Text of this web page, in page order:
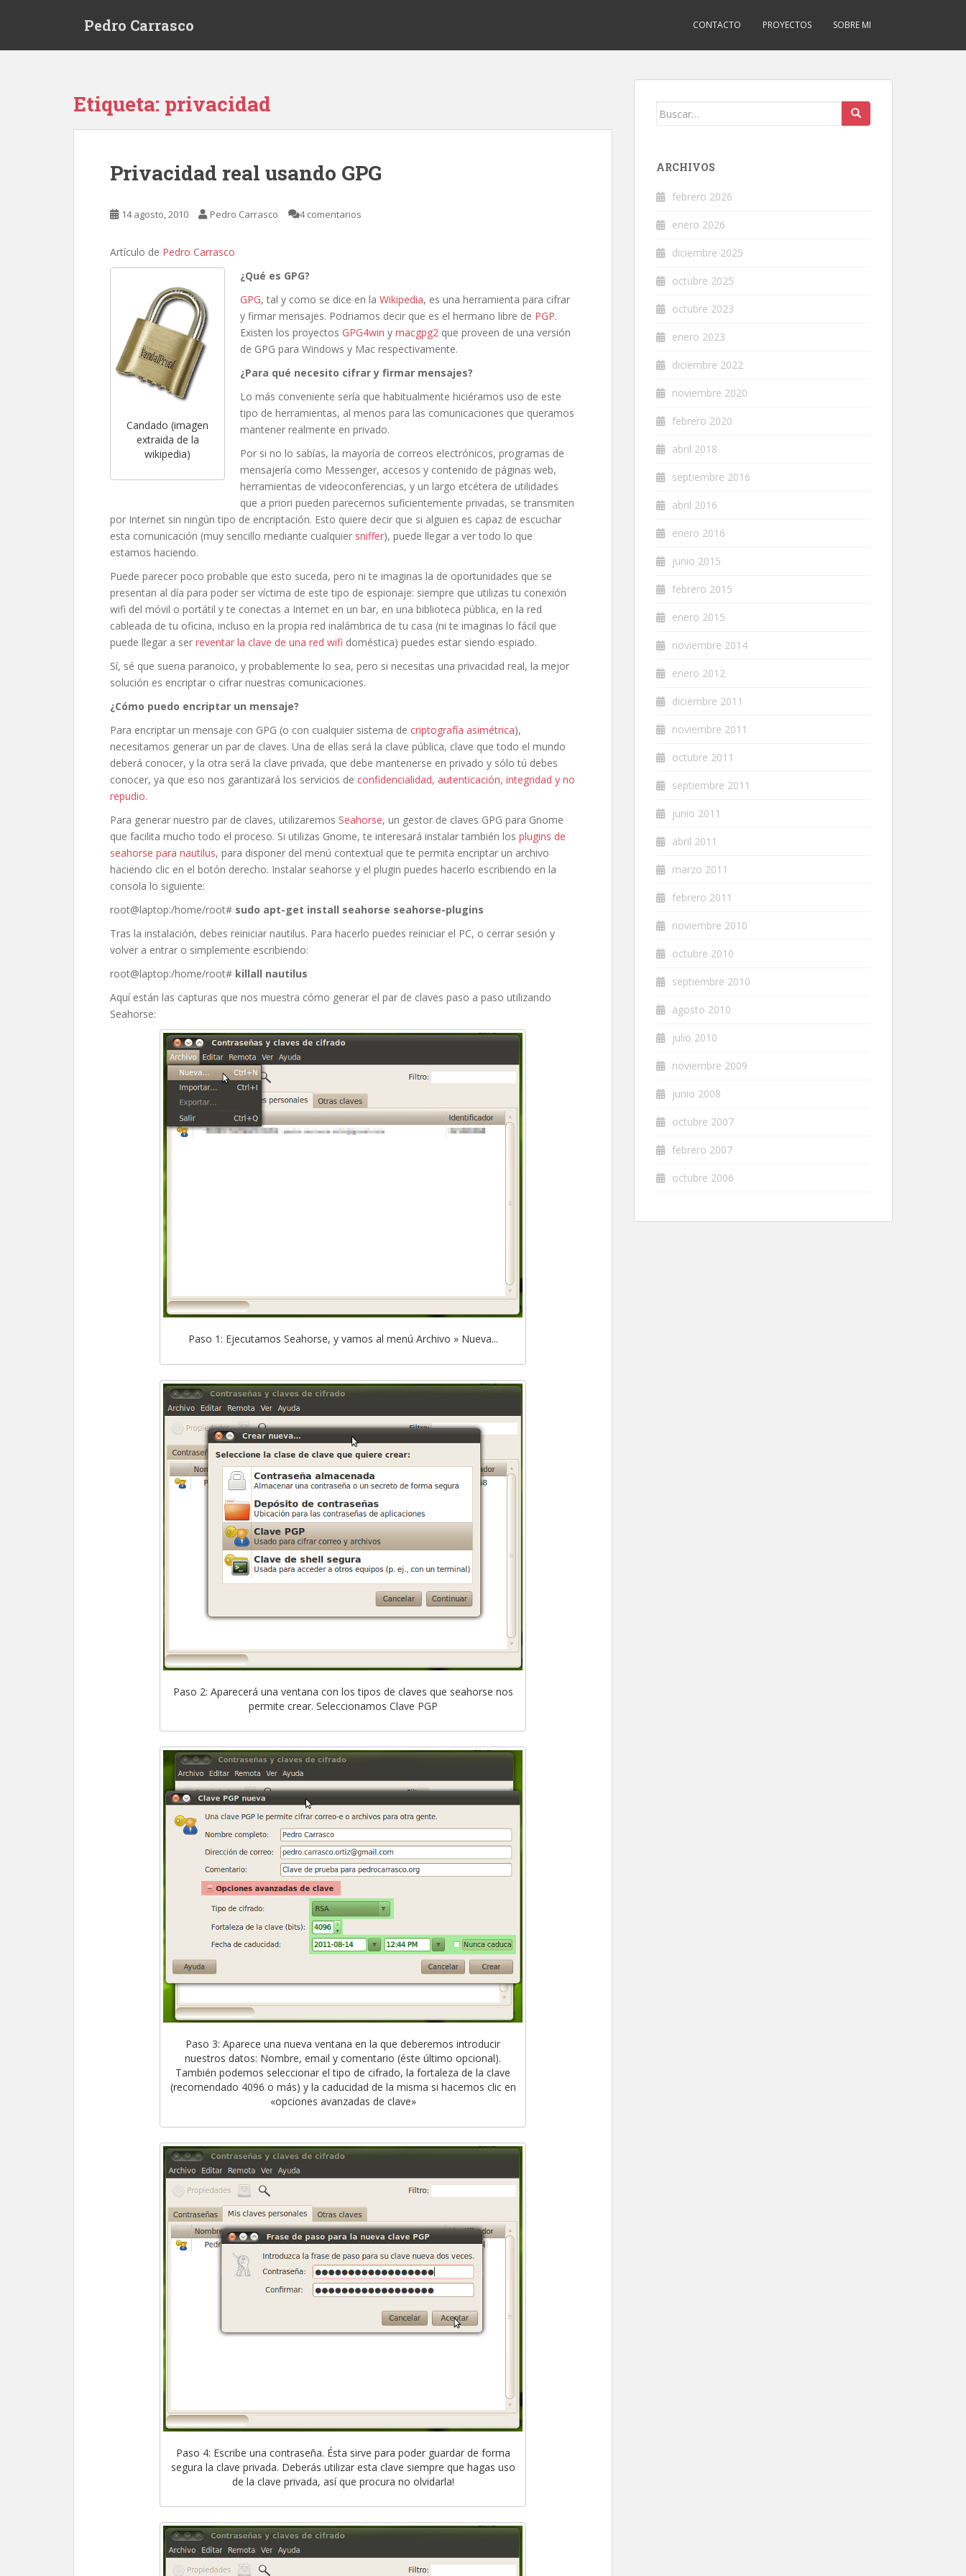
Pedro Carrasco CONTACTO PROYECTOS SOBRE MI
Etiqueta: privacidad
Privacidad real usando GPG
14 agosto, 2010 Pedro Carrasco 4 comentarios
Artículo de Pedro Carrasco
Candado (imagen
extraida de la
wikipedia)
¿Qué es GPG?
GPG, tal y como se dice en la Wikipedia, es una herramienta para cifrar
y firmar mensajes. Podriamos decir que es el hermano libre de PGP.
Existen los proyectos GPG4win y macgpg2 que proveen de una versión
de GPG para Windows y Mac respectivamente.
¿Para qué necesito cifrar y firmar mensajes?
Lo más conveniente sería que habitualmente hiciéramos uso de este
tipo de herramientas, al menos para las comunicaciones que queramos
mantener realmente en privado.
Por si no lo sabías, la mayoría de correos electrónicos, programas de
mensajería como Messenger, accesos y contenido de páginas web,
herramientas de videoconferencias, y un largo etcétera de utilidades
que a priori pueden parecernos suficientemente privadas, se transmiten
por Internet sin ningún tipo de encriptación. Esto quiere decir que si alguien es capaz de escuchar
esta comunicación (muy sencillo mediante cualquier sniffer), puede llegar a ver todo lo que
estamos haciendo.
Puede parecer poco probable que esto suceda, pero ni te imaginas la de oportunidades que se
presentan al día para poder ser víctima de este tipo de espionaje: siempre que utilizas tu conexión
wifi del móvil o portátil y te conectas a Internet en un bar, en una biblioteca pública, en la red
cableada de tu oficina, incluso en la propia red inalámbrica de tu casa (ni te imaginas lo fácil que
puede llegar a ser reventar la clave de una red wifi doméstica) puedes estar siendo espiado.
Sí, sé que suena paranoico, y probablemente lo sea, pero si necesitas una privacidad real, la mejor
solución es encriptar o cifrar nuestras comunicaciones.
¿Cómo puedo encriptar un mensaje?
Para encriptar un mensaje con GPG (o con cualquier sistema de criptografía asimétrica),
necesitamos generar un par de claves. Una de ellas será la clave pública, clave que todo el mundo
deberá conocer, y la otra será la clave privada, que debe mantenerse en privado y sólo tú debes
conocer, ya que eso nos garantizará los servicios de confidencialidad, autenticación, integridad y no
repudio.
Para generar nuestro par de claves, utilizaremos Seahorse, un gestor de claves GPG para Gnome
que facilita mucho todo el proceso. Si utilizas Gnome, te interesará instalar también los plugins de
seahorse para nautilus, para disponer del menú contextual que te permita encriptar un archivo
haciendo clic en el botón derecho. Instalar seahorse y el plugin puedes hacerlo escribiendo en la
consola lo siguiente:
root@laptop:/home/root# sudo apt-get install seahorse seahorse-plugins
Tras la instalación, debes reiniciar nautilus. Para hacerlo puedes reiniciar el PC, o cerrar sesión y
volver a entrar o simplemente escribiendo:
root@laptop:/home/root# killall nautilus
Aquí están las capturas que nos muestra cómo generar el par de claves paso a paso utilizando
Seahorse:
Paso 1: Ejecutamos Seahorse, y vamos al menú Archivo » Nueva...
Paso 2: Aparecerá una ventana con los tipos de claves que seahorse nos
permite crear. Seleccionamos Clave PGP
Paso 3: Aparece una nueva ventana en la que deberemos introducir
nuestros datos: Nombre, email y comentario (éste último opcional).
También podemos seleccionar el tipo de cifrado, la fortaleza de la clave
(recomendado 4096 o más) y la caducidad de la misma si hacemos clic en
«opciones avanzadas de clave»
Paso 4: Escribe una contraseña. Ésta sirve para poder guardar de forma
segura la clave privada. Deberás utilizar esta clave siempre que hagas uso
de la clave privada, así que procura no olvidarla!
Buscar:
ARCHIVOS
febrero 2026
enero 2026
diciembre 2025
octubre 2025
octubre 2023
enero 2023
diciembre 2022
noviembre 2020
febrero 2020
abril 2018
septiembre 2016
abril 2016
enero 2016
junio 2015
febrero 2015
enero 2015
noviembre 2014
enero 2012
diciembre 2011
noviembre 2011
octubre 2011
septiembre 2011
junio 2011
abril 2011
marzo 2011
febrero 2011
noviembre 2010
octubre 2010
septiembre 2010
agosto 2010
julio 2010
noviembre 2009
junio 2008
octubre 2007
febrero 2007
octubre 2006